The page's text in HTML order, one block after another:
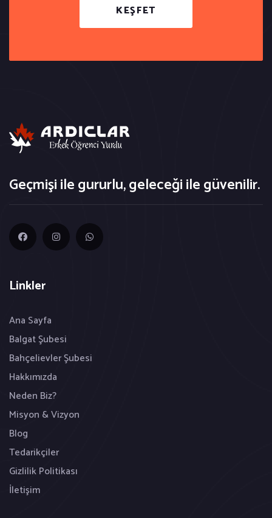
KEŞFET
Geçmişi ile gururlu, geleceği ile güvenilir.
Linkler
Ana Sayfa
Balgat Şubesi
Bahçelievler Şubesi
Hakkımızda
Neden Biz?
Misyon & Vizyon
Blog
Tedarikçiler
Gizlilik Politikası
İletişim